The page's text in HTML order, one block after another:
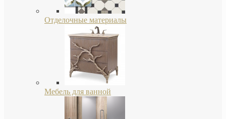
Отделочные материалы
Мебель для ванной